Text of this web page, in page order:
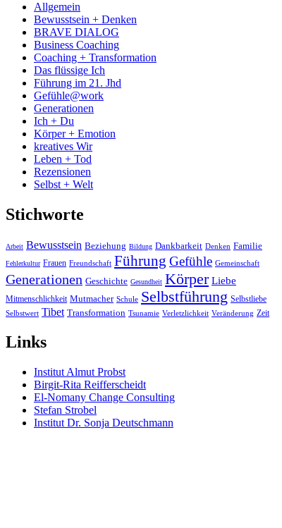
Allgemein
Bewusstsein + Denken
BRAVE DIALOG
Business Coaching
Coaching + Transformation
Das flüssige Ich
Führung im 21. Jhd
Gefühle@work
Generationen
Ich + Du
Körper + Emotion
kreatives Wir
Leben + Tod
Rezensionen
Selbst + Welt
Stichworte
Arbeit Bewusstsein Beziehung Bildung Dankbarkeit Denken Familie
Fehlerkultur Frauen Freundschaft Führung Gefühle Gemeinschaft
Generationen Geschichte Gesundheit Körper Liebe
Mitmenschlichkeit Mutmacher Schule Selbstführung Selbstliebe
Selbstwert Tibet Transformation Tsunamie Verletzlichkeit Veränderung Zeit
Links
Institut Almut Probst
Birgit-Rita Reifferscheidt
El-Nomany Change Consulting
Stefan Strobel
Institut Dr. Sonja Deutschmann